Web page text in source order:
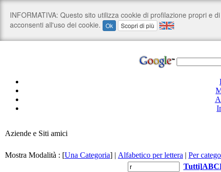
Aziende e Siti amici
Mostra Modalità : [Una Categoria] | Alfabetico per lettera | Per
Tutti]ABC